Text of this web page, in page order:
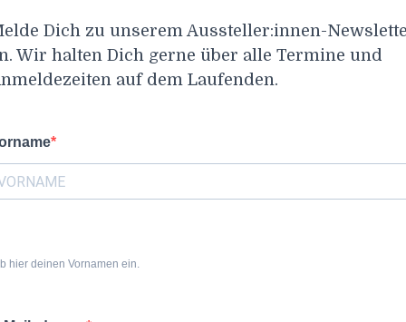
Dich zu unserem Aussteller:innen-
Wir halten Dich gerne über alle Termine und
auf dem Laufenden.
hier deinen Vornamen ein.